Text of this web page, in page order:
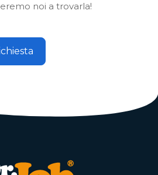
noi a trovarla!